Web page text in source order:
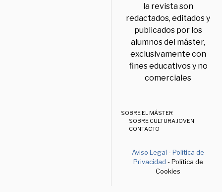
la revista son
redactados, editados y
publicados por los
alumnos del máster,
exclusivamente con
fines educativos y no
comerciales
SOBRE EL MÁSTER
SOBRE CULTURA JOVEN
CONTACTO
Aviso Legal -Política de
Privacidad - Política de
Cookies